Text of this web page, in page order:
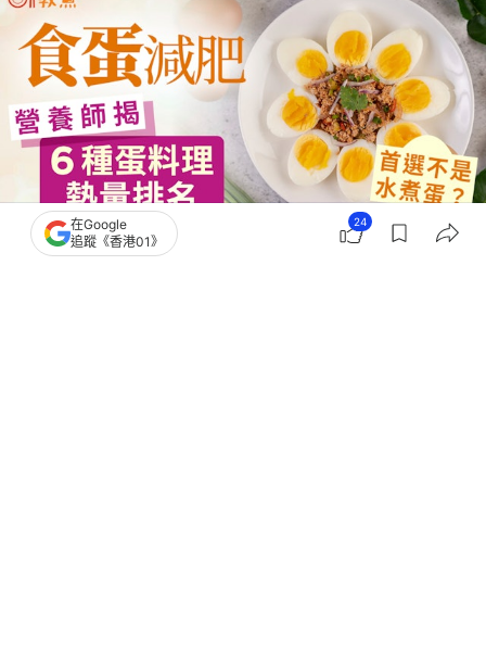
撰文：Heho健康
在Google
追蹤《香港01》
24